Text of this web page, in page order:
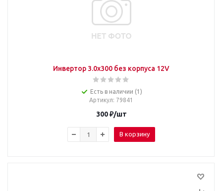
Инвертор 3.0x300 без корпуса 12V
Есть в наличии (1)
Артикул: 79841
300₽/шт
В корзину